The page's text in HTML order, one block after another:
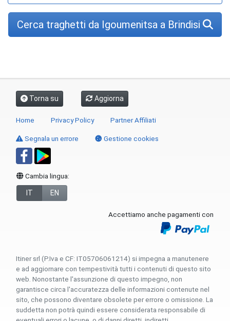
Cerca traghetti da Igoumenitsa a Brindisi
Torna su Aggiorna
Home Privacy Policy Partner Affiliati
Segnala un errore Gestione cookies
Cambia lingua:
IT EN
Accettiamo anche pagamenti con
Itiner srl (P.Iva e CF: IT05706061214) si impegna a manutenere
e ad aggiornare con tempestività tutti i contenuti di questo sito
web. Nonostante l'assunzione di questo impegno, non
garantisce circa l'accuratezza delle informazioni contenute nel
sito, che possono diventare obsolete per errore o omissione. La
suddetta non potrà quindi essere considerata responsabile di